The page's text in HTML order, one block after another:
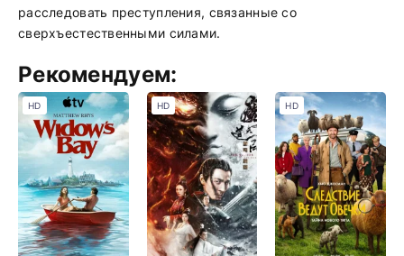
расследовать преступления, связанные со
сверхъестественными силами.
Рекомендуем:
HD HD HD